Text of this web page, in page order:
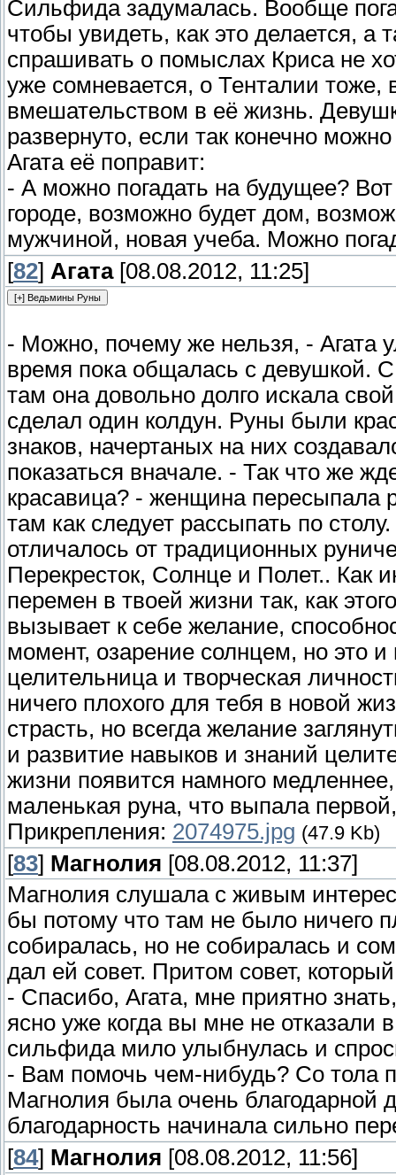
Сильфида задумалась. Вообще
чтобы увидеть, как это делается, а
спрашивать о помыслах Криса не
уже сомневается, о Тенталии
вмешательством в её жизнь.
развернуто, если так конечно
Агата её поправит:
- А можно погадать на будущее?
городе, возможно будет дом,
мужчиной, новая учеба. Можно
[82] Агата[08.08.2012, 11:25]
- Можно, почему же нельзя, - Агата
время пока общалась с девушкой.
там она довольно долго искала
сделал один колдун. Руны были
знаков, начертаных на них
показаться вначале. - Так что же
красавица? - женщина пересыпала
там как следует рассыпать по
отличалось от традиционных
Перекресток, Солнце и Полет.. Как
перемен в твоей жизни так, как
вызывает к себе желание,
момент, озарение солнцем, но это
целительница и творческая
ничего плохого для тебя в новой
страсть, но всегда желание
и развитие навыков и знаний
жизни появится намного
маленькая руна, что выпала
Прикрепления: 2074975.jpg (47.9 Kb)
[83] Магнолия [08.08.2012, 11:37]
Магнолия слушала с живым
бы потому что там не было ничего
собиралась, но не собиралась и
дал ей совет. Притом совет,
- Спасибо, Агата, мне приятно
ясно уже когда вы мне не отказали
сильфида мило улыбнулась и
- Вам помочь чем-нибудь? Со тола
Магнолия была очень благодарной
благодарность начинала сильно
[84] Магнолия [08.08.2012, 11:56]